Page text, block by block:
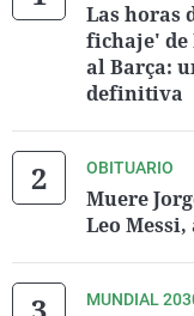
Las horas
fichaje' de
al Barça:
definitiva
OBITUARIO
Muere
Leo Messi,
MUNDIAL